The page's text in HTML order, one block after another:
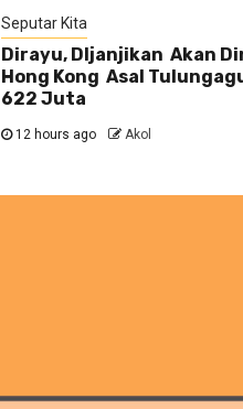
Seputar Kita
Dirayu, DIjanjikan Akan
Hong Kong Asal
622 Juta
12 hours ago Akol